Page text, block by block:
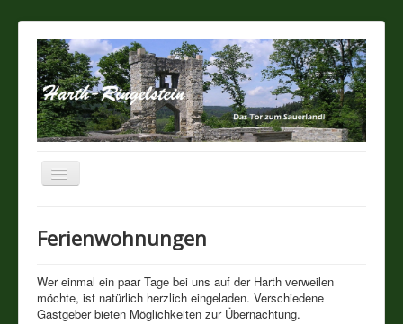
Navigation
Sehenswertes
Ferienwohnungen
Wer einmal ein paar Tage bei uns auf der Harth verweilen
möchte, ist natürlich herzlich eingeladen. Verschiedene
Gastgeber bieten Möglichkeiten zur Übernachtung.